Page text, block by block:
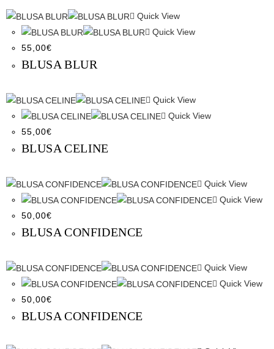
Quick View
Quick View
55,00€
BLUSA BLUR
Quick View
Quick View
55,00€
BLUSA CELINE
Quick View
Quick View
50,00€
BLUSA CONFIDENCE
Quick View
Quick View
50,00€
BLUSA CONFIDENCE